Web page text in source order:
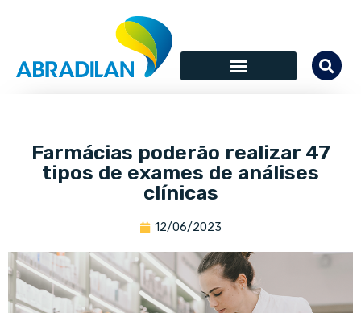
Farmácias poderão realizar 47
tipos de exames de análises
clínicas
12/06/2023